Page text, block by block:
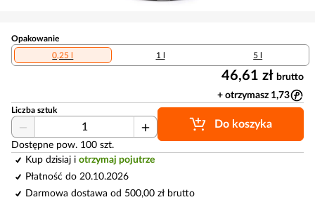
Opakowanie
0,25 l
1 l 5 l
46,61 zł brutto
+ otrzymasz 1,73
Liczba sztuk
Dostępne pow. 100 szt.
Do koszyka
Kup dzisiaj i otrzymaj pojutrze
Płatność do 20.10.2026
Darmowa dostawa od 500,00 zł brutto